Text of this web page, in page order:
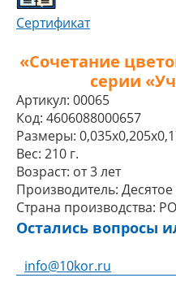
Сертификат
«Сочетание
серии
Артикул: 00065
Код: 4606088000657
Размеры:
Вес: 210 г.
Возраст: от 3 лет
Производитель:
Страна производства:
Остались вопросы
info@10kor.ru